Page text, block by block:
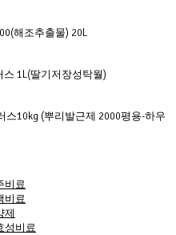
해조추출물) 20L
스 1L(딸기저장성탁월)
스10kg (뿌리발근제 2000평용-하우
비료
비료
제
성비료